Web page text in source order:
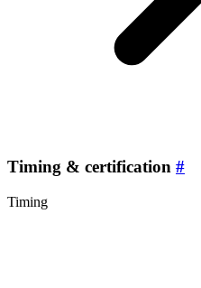
Timing & certification #
Timing